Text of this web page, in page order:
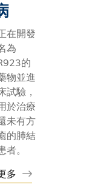
在開發
為
的
物並進
試驗，
於治療
未有方
的肺結
者。
多